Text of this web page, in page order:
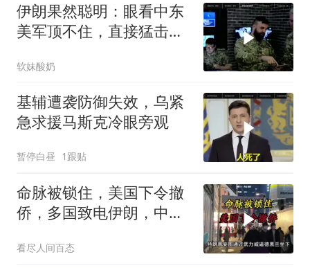
伊朗果然聪明：眼看中东
美军顶不住，直接猛击要
软妹酸奶
基辅遭袭防御失效，乌紧
急求援马斯克冷眼旁观
暂停白昼 1跟贴
命脉被锁住，美国下令撤
侨，多国致电伊朗，中国
看尽人间百态